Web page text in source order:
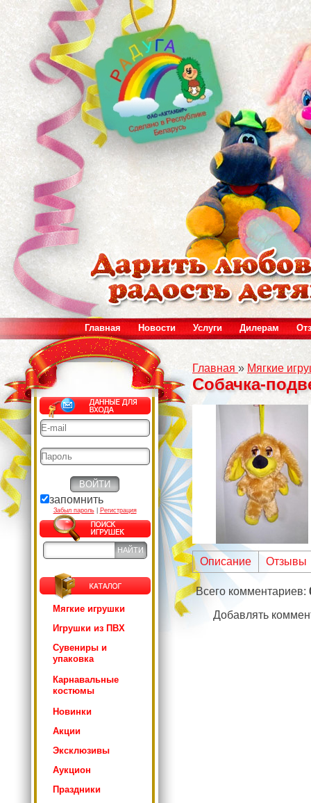
Главная Новости Услуги Дилерам
запомнить
Забыл пароль| Регистрация
Мягкие игрушки
Игрушки из ПВХ
Сувениры и
упаковка
Карнавальные
костюмы
Новинки
Акции
Эксклюзивы
Аукцион
Праздники
Главная » Мягкие
Собачка-
Описание Отзывы
Всего комментариев:
Добавлять